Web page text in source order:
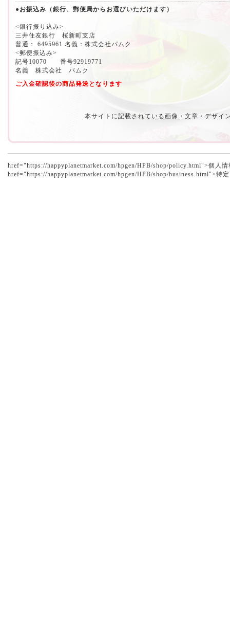
●お振込み（銀行、郵便局からお選びいただけます）
<銀行振り込み>
三井住友銀行 桜新町支店
普通： 6495961 名義：株式会社パムク
<郵便振込み>
記号10070 番号92919771
名義 株式会社 パムク
ご入金確認後の商品発送となります
本サイトに記載されている画像・文章・デザイ
href="https://happyplanetmarket.com/hpgen/HPB/shop/policy.html">個人
href="https://happyplanetmarket.com/hpgen/HPB/shop/business.html">特